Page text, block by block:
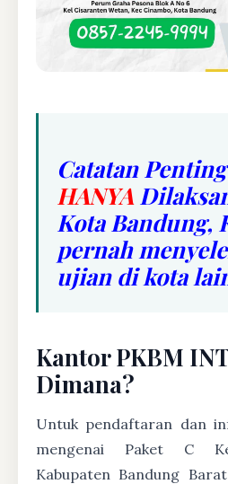
Catatan
HANYA
Kota Bandung,
pernah
ujian di kota
Kantor PKBM
Dimana?
Untuk pendaftaran dan
mengenai Paket C
Kabupaten Bandung